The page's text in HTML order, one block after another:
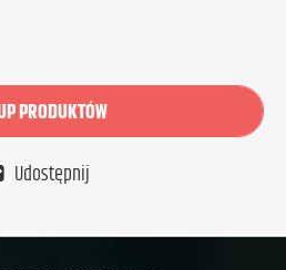
PRODUKTÓW
Udostępnij